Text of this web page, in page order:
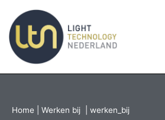
Home Werken bij werken_bij